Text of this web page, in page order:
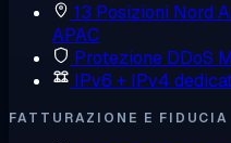
13 Posizioni Nord
APAC
Protezione DDoS
IPv6 + IPv4
FATTURAZIONE E FIDUCIA